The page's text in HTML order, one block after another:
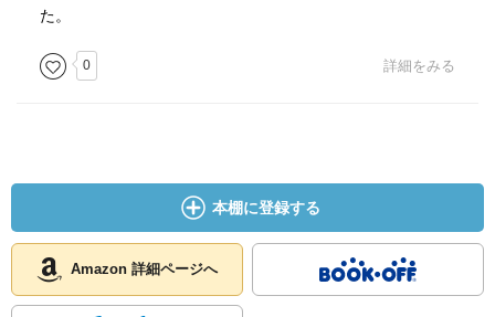
た。
0 詳細をみる
本棚に登録する
Amazon 詳細ページへ